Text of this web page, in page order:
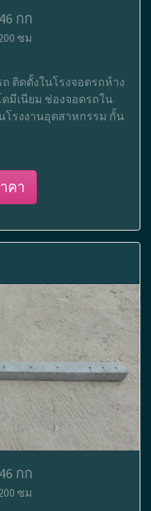
กก
ซม
ติดตั้งในโรงจอดรถห้าง
มีเนียม ช่องจอดรถใน
โรงงานอุตสาหกรรม กั้น
คา
กก
ซม